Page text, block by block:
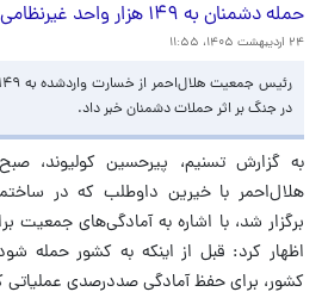
حمله دشمنان به ۱۴۹ هزار واحد غیرنظامی و مسکونی در جنگ
۲۴ اردیبهشت ۱۴۰۵، ۱۱:۵۵
در جنگ بر اثر حملات دشمنان خبر داد.
به گزارش تسنیم، پیرحسین کولیوند،
هلال‌احمر با خیرین داوطلب که در
برگزار شد، با اشاره به آمادگی‌های جمعیت
اظهار کرد: قبل از اینکه به کشور حمله
کشور، برای حفظ آمادگی صددرصدی عملیاتی